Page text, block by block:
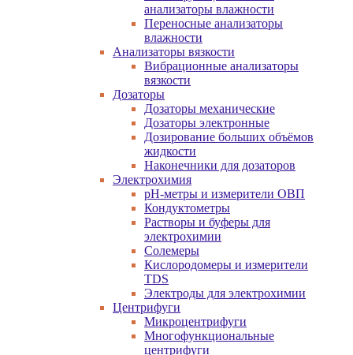
анализаторы влажности
Переносные анализаторы
влажности
Анализаторы вязкости
Вибрационные анализаторы
вязкости
Дозаторы
Дозаторы механические
Дозаторы электронные
Дозирование больших объёмов
жидкости
Наконечники для дозаторов
Электрохимия
pH-метры и измерители ОВП
Кондуктометры
Растворы и буферы для
электрохимии
Солемеры
Кислородомеры и измерители
TDS
Электроды для электрохимии
Центрифуги
Микроцентрифуги
Многофункциональные
центрифуги